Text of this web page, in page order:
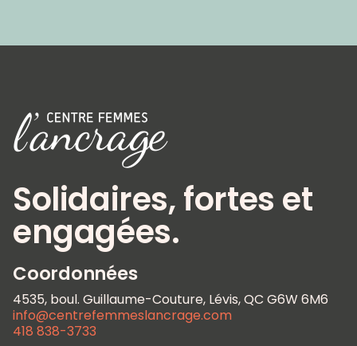
Solidaires, fortes et
engagées.
Coordonnées
4535, boul. Guillaume-Couture, Lévis, QC G6W 6M6
info@centrefemmeslancrage.com
418 838-3733